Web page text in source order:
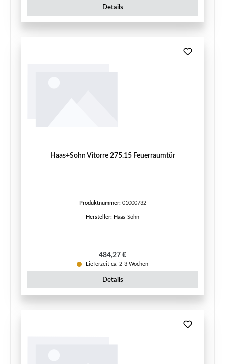
Details
Haas+Sohn Vitorre 275.15 Feuerraumtür
Produktnummer: 01000732
Hersteller: Haas-Sohn
Regulärer Preis:
484,27 €
Lieferzeit ca. 2-3 Wochen
Details